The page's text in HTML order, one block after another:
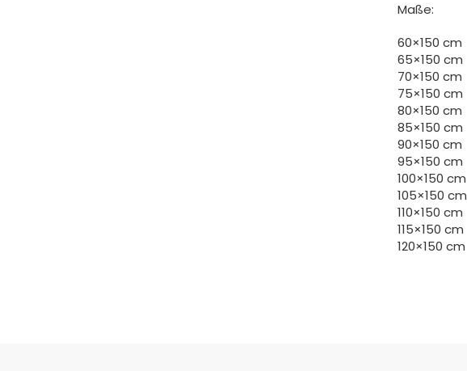
Maße:
60×150 cm
65×150 cm
70×150 cm
75×150 cm
80×150 cm
85×150 cm
90×150 cm
95×150 cm
100×150 cm
105×150 cm
110×150 cm
115×150 cm
120×150 cm